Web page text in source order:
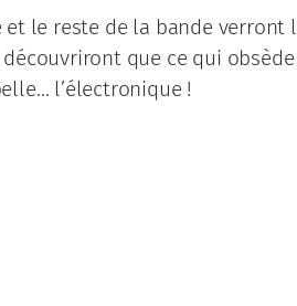
et le reste de la bande
que ce qui
l’électronique !